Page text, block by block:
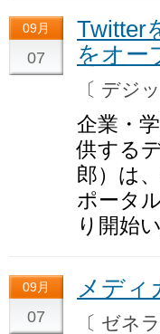
09月
07
Twitter
をオー
〔 デジ
企業・
供する
郎）は
ポータ
り開始
09月
07
メディ
〔 ゼネ